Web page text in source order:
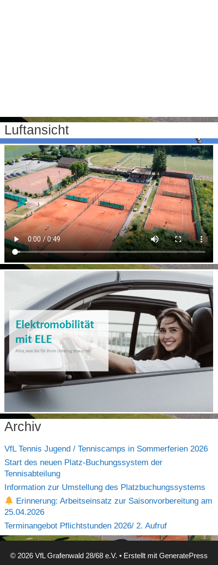
Luftansicht
Archiv
VfL Tennis Jugend / Tenniscamps in Sommerferien 2026
Start des neuen Platz-Buchungssystem der
Tennisabteilung
Information zur Umstellung des Platzbuchungssystems
Erinnerung: Arbeitseinsatz zur Saisonvorbereitung am
25.04.2026
Terminangebot Pflichtstunden 2026/ 2. Aufruf
© 2026 VfL Grafenwald 28/68 e.V. • Erstellt mit GeneratePress